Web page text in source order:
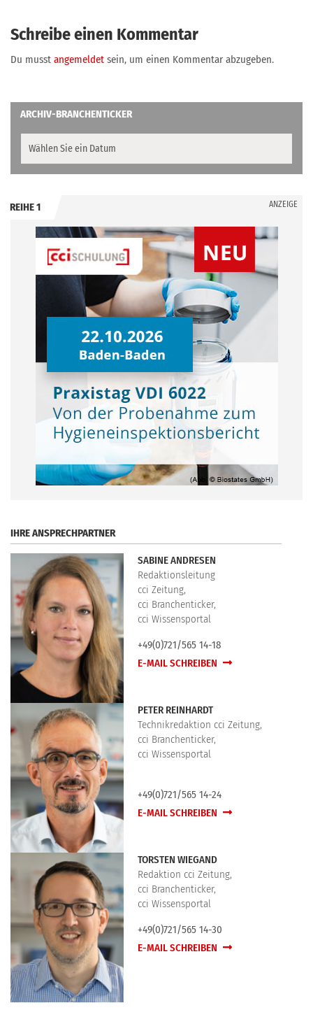
Schreibe einen Kommentar
Du musst angemeldet sein, um einen Kommentar abzugeben.
ARCHIV-BRANCHENTICKER
REIHE 1 ANZEIGE
IHRE ANSPRECHPARTNER
SABINE ANDRESEN
Redaktionsleitung
cci Zeitung,
cci Branchenticker,
cci Wissensportal
+49(0)721/565 14-18
E-MAIL SCHREIBEN
PETER REINHARDT
Technikredaktion cci Zeitung,
cci Branchenticker,
cci Wissensportal
+49(0)721/565 14-24
E-MAIL SCHREIBEN
TORSTEN WIEGAND
Redaktion cci Zeitung,
cci Branchenticker,
cci Wissensportal
+49(0)721/565 14-30
E-MAIL SCHREIBEN